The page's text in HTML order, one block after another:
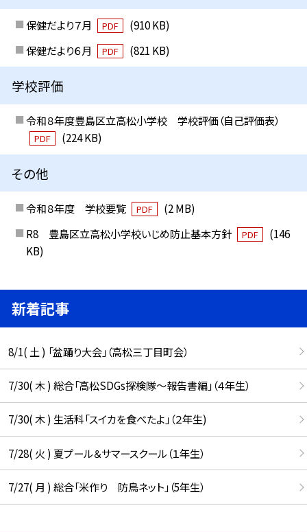
保健だより７月 PDF
(910 KB)
保健だより６月
PDF (821 KB)
学校評価
令和８年度豊島区立高松小学校 学校評価（自己評価表）
PDF (224 KB)
その他
令和８年度 学校要覧 PDF
(2 MB)
R8 豊島区立高松小学校いじめ防止基本方針
PDF
(146
KB)
新着記事
8/1( 土 ) 「盆踊り大会」（高松三丁目町会）
7/30( 木 ) 総合「高松SDGs探検隊〜報告書編」（４年生）
7/30( 木 ) 生活科「スイカを食べたよ」（２年生)
7/28( 火 ) 夏プール＆サマースクール（１年生）
7/27( 月 ) 総合「米作り 防鳥ネット」（5年生）